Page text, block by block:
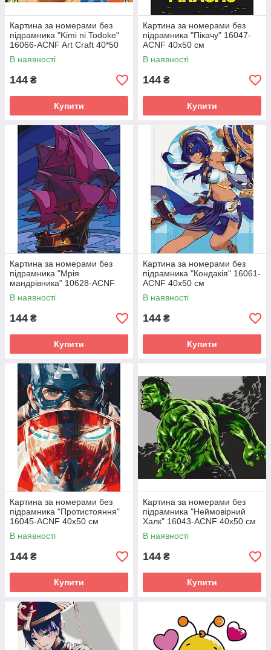
Картина за номерами без
підрамника "Kimi ni Todoke"
16066-ACNF Art Craft 40*50
см
В наявності
144 ₴
Купити
Картина за номерами без
підрамника "Пікачу" 16047-
ACNF 40х50 см
В наявності
144 ₴
Купити
Картина за номерами без
підрамника "Мрія
мандрівника" 10628-ACNF
40х50 см
В наявності
144 ₴
Купити
Картина за номерами без
підрамника "Кондакія" 16061-
ACNF 40х50 см
В наявності
144 ₴
Купити
Картина за номерами без
підрамника "Протистояння"
16045-ACNF 40х50 см
В наявності
144 ₴
Купити
Картина за номерами без
підрамника "Неймовірний
Халк" 16043-ACNF 40х50 см
В наявності
144 ₴
Купити